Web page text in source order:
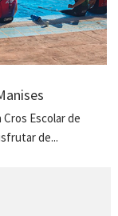
Escolar de
de...